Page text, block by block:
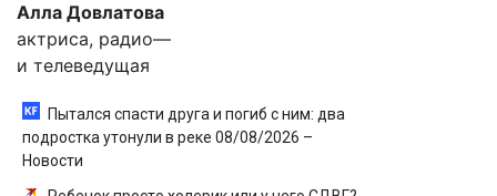
Алла Довлатова
актриса, радио—
и телеведущая
Пытался спасти друга и погиб с ним: два
подростка утонули в реке 08/08/2026 –
Новости